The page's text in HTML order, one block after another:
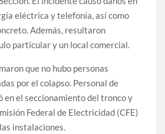
eléctrica y telefonía, así como
Además, resultaron
particular y un local comercial.
que no hubo personas
por el colapso. Personal de
en el seccionamiento del tronco y
Federal de Electricidad (CFE)
instalaciones.